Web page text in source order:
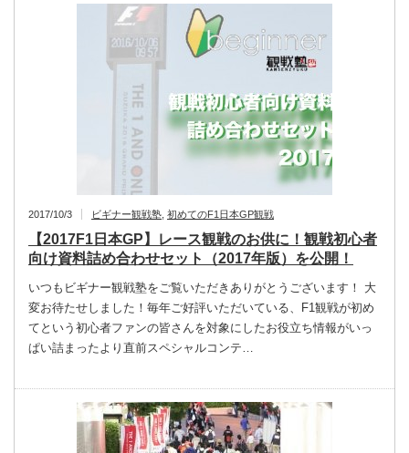
2017/10/3 ビギナー観戦塾 初めてのF1日本GP観戦
【2017F1日本GP】レース観戦のお供に！観戦初心者
向け資料詰め合わせセット（2017年版）を公開！
いつもビギナー観戦塾をご覧いただきありがとうございます！ 大
変お待たせしました！毎年ご好評いただいている、F1観戦が初め
てという初心者ファンの皆さんを対象にしたお役立ち情報がいっ
ぱい詰まったより直前スペシャルコンテ…